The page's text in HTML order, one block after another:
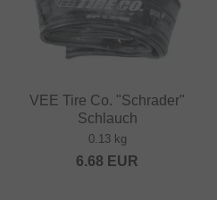
VEE Tire Co. "Schrader"
Schlauch
0.13 kg
6.68 EUR